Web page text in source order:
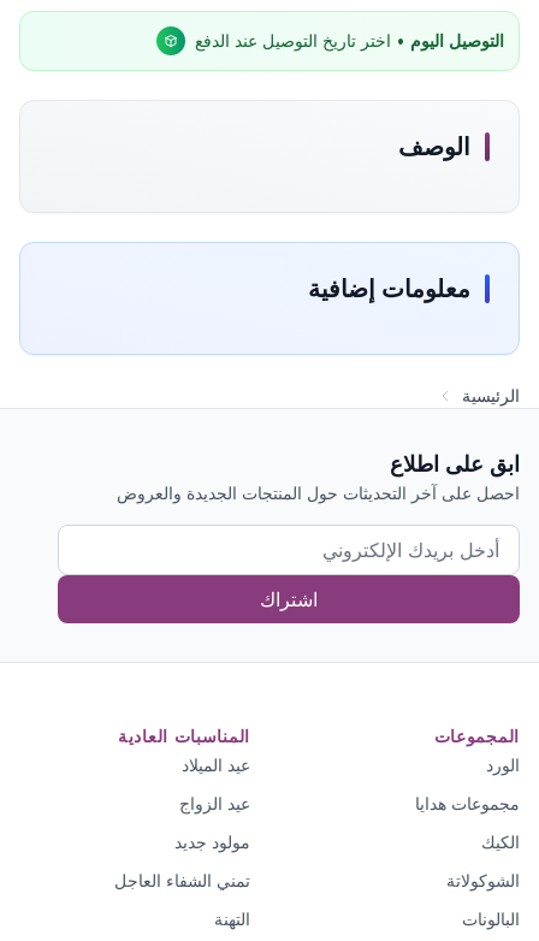
التوصيل اليوم • اختر تاريخ التوصيل عند الدفع
الوصف
معلومات إضافية
الرئيسية
ابق على اطلاع
احصل على آخر التحديثات حول المنتجات الجديدة والعروض
اشتراك
المجموعات
الورد
مجموعات هدايا
الكيك
الشوكولاتة
البالونات
المناسبات العادية
عيد الميلاد
عيد الزواج
مولود جديد
تمني الشفاء العاجل
التهنة